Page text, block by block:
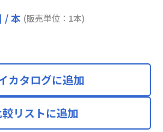
/ 本 (販売単位：1本)
カタログに追加
リストに追加